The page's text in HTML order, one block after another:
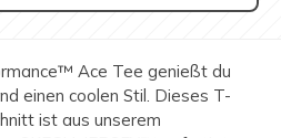
Ace Tee genießt du
einen coolen Stil. Dieses T-
ist aus unserem